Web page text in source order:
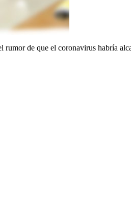
rumor de que el coronavirus habría